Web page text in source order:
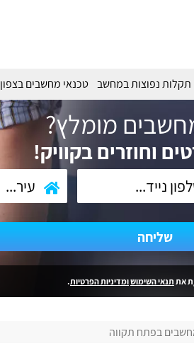
תקלות נפוצות במחשב טכנאי מחשבים בצפון
מומלץ?
וחוזרים בקוויק!
שליחה
ת את תנאי השימושומדיניות הפרטיות.
בפתח תקווה